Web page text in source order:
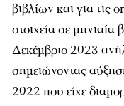
βιβλίων και για τις
στοιχεία σε
Δεκέμβριο 2023
σημειώνοντας
2022 που είχε